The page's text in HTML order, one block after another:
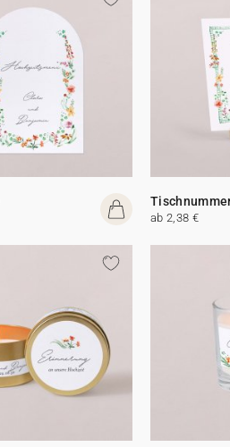
ab 2,38 €